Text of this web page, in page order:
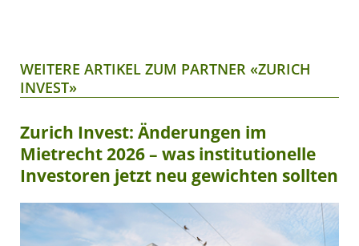
WEITERE ARTIKEL ZUM PARTNER «ZURICH
INVEST»
Zurich Invest: Änderungen im
Mietrecht 2026 – was institutionelle
Investoren jetzt neu gewichten sollten